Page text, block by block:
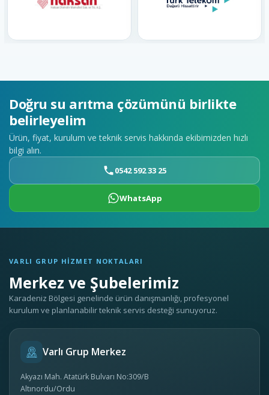
Doğru su arıtma çözümünü birlikte
belirleyelim
Ürün, fiyat, kurulum ve teknik servis hakkında ekibimizden hızlı
bilgi alın.
0542 592 33 25
WhatsApp
VARLI GRUP HIZMET NOKTALARI
Merkez ve Şubelerimiz
Karadeniz Bölgesi genelinde ürün danışmanlığı, profesyonel
kurulum ve planlanabilir teknik servis desteği sunuyoruz.
Varlı Grup Merkez
Akyazı Mah. Atatürk Bulvarı No:309/B
Altınordu/Ordu